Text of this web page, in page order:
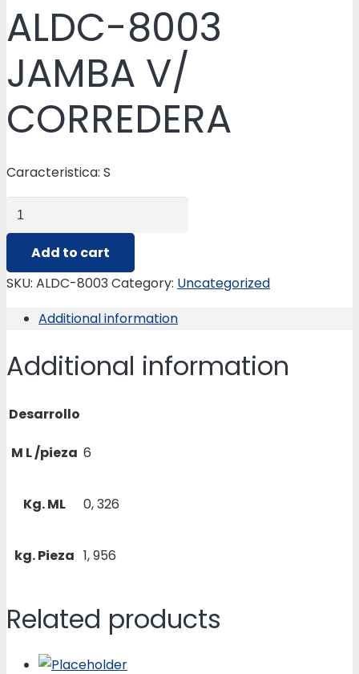
ALDC-8003
JAMBA V/
CORREDERA
Caracteristica: S
ALDC-
8003
JAMBA
V/
quantity
Add to cart
SKU: ALDC-8003Category: Uncategorized
Additional information
Additional information
Desarrollo
M L /pieza 6
Kg. ML 0, 326
kg. Pieza 1, 956
Related products